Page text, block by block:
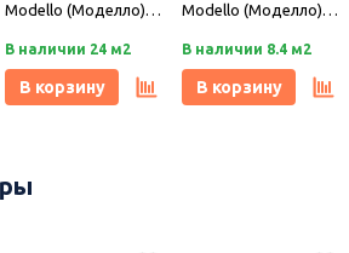
Modello (Моделло)
Gracia Ceramica
В наличии 24 м2
В корзину
Modello (Моделло)
Gracia Ceramica
В наличии 8.4 м2
В корзину